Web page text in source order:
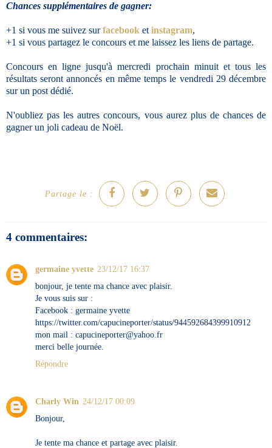
Chances supplémentaires de gagner:
+1 si vous me suivez surfacebook et instagram,
+1 si vous partagez le concours et me laissez les liens de partage.
Concours en ligne jusqu'à mercredi prochain minuit et tous les
résultats seront annoncés en même temps le vendredi 29 décembre
sur un post dédié.
N'oubliez pas les autres concours, vous aurez plus de chances de
gagner un joli cadeau de Noël.
Partage le :
4 commentaires:
germaine yvette 23/12/17 16:37
bonjour, je tente ma chance avec plaisir.
Je vous suis sur :
Facebook : germaine yvette
https://twitter.com/capucineporter/status/944592684399910912
mon mail : capucineporter@yahoo.fr
merci belle journée.
Répondre
Charly Win 24/12/17 00:09
Bonjour,
Je tente ma chance et partage avec plaisir.